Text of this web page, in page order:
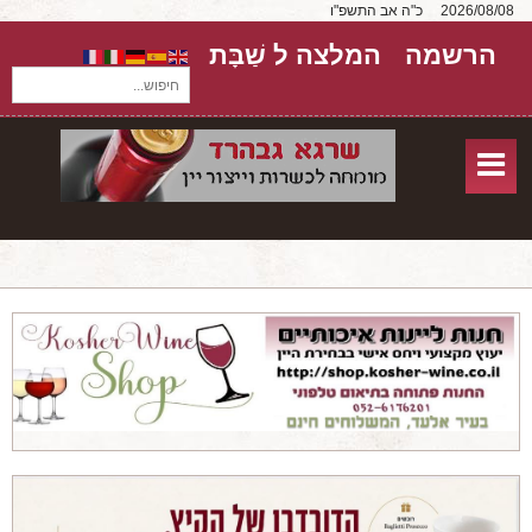
כ"ה אב התשפ"ו
חיפוש...
הרשמה המלצה ל שַׁבָּת
אודות
שירותים
יקבים
מאמרים
טורים על יקבים